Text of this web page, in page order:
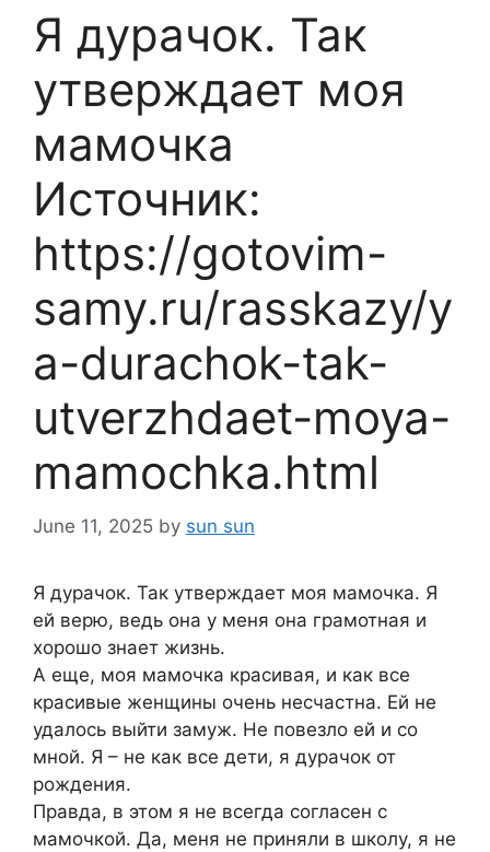
Я дурачок. Так
утверждает моя
мамочка
Источник:
https://gotovim-
samy.ru/rasskazy/y
a-durachok-tak-
utverzhdaet-moya-
mamochka.html
June 11, 2025 by sun sun
Я дурачок. Так утверждает моя мамочка. Я
ей верю, ведь она у меня она грамотная и
хорошо знает жизнь.
А еще, моя мамочка красивая, и как все
красивые женщины очень несчастна. Ей не
удалось выйти замуж. Не повезло ей и со
мной. Я – не как все дети, я дурачок от
рождения.
Правда, в этом я не всегда согласен с
мамочкой. Да, меня не приняли в школу, я не